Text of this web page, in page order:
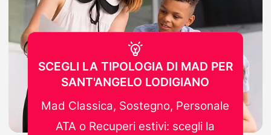
SCEGLI LA TIPOLOGIA DI MAD PER
SANT'ANGELO LODIGIANO
Mad Classica, Sostegno, Personale
ATA o Recuperi estivi: scegli la